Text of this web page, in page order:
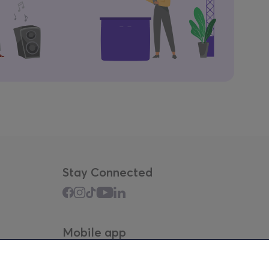
Stay Connected
Mobile app